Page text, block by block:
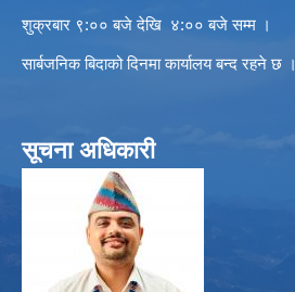
शुक्रबार ९:०० बजे देखि ४:०० बजे सम्म ।
सार्बजनिक बिदाको दिनमा कार्यालय बन्द रहने छ ।
सूचना अधिकारी